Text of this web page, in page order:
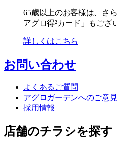
65歳以上のお客様は、さ
アグロ得²カード」もござ
詳しくはこちら
お問い合わせ
よくあるご質問
アグロガーデンへのご意
採用情報
店舗のチラシを探す